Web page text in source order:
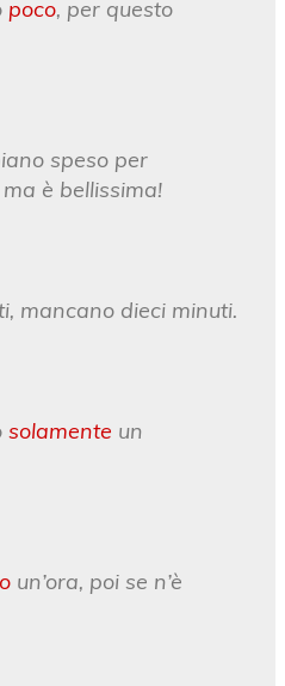
poco, per questo
speso per
è bellissima!
mancano dieci minuti.
solamente un
un’ora, poi se n’è